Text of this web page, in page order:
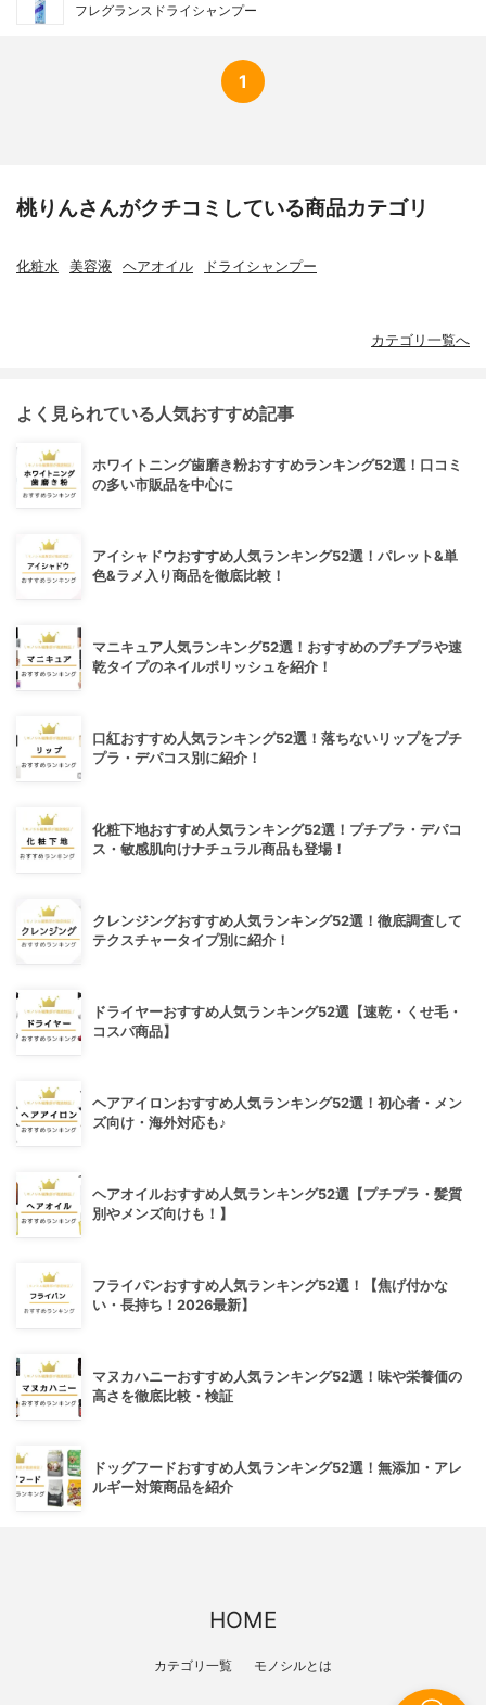
フレグランスドライシャンプー
1
桃りんさんがクチコミしている商品カテゴリ
化粧水 美容液 ヘアオイル ドライシャンプー
カテゴリ一覧へ
よく見られている人気おすすめ記事
ホワイトニング歯磨き粉おすすめランキング52選！口コミ
の多い市販品を中心に
アイシャドウおすすめ人気ランキング52選！パレット&単
色&ラメ入り商品を徹底比較！
マニキュア人気ランキング52選！おすすめのプチプラや速
乾タイプのネイルポリッシュを紹介！
口紅おすすめ人気ランキング52選！落ちないリップをプチ
プラ・デパコス別に紹介！
化粧下地おすすめ人気ランキング52選！プチプラ・デパコ
ス・敏感肌向けナチュラル商品も登場！
クレンジングおすすめ人気ランキング52選！徹底調査して
テクスチャータイプ別に紹介！
ドライヤーおすすめ人気ランキング52選【速乾・くせ毛・
コスパ商品】
ヘアアイロンおすすめ人気ランキング52選！初心者・メン
ズ向け・海外対応も♪
ヘアオイルおすすめ人気ランキング52選【プチプラ・髪質
別やメンズ向けも！】
フライパンおすすめ人気ランキング52選！【焦げ付かな
い・長持ち！2026最新】
マヌカハニーおすすめ人気ランキング52選！味や栄養価の
高さを徹底比較・検証
ドッグフードおすすめ人気ランキング52選！無添加・アレ
ルギー対策商品を紹介
HOME
カテゴリ一覧 モノシルとは